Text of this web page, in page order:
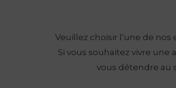
Veuillez choisir l’une de
Si vous souhaitez vivre
vous détendre au